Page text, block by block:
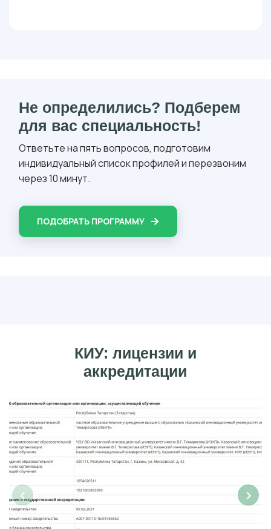
Не определились? Подберем
для вас специальность!
Ответьте на пять вопросов, подготовим
индивидуальный список профилей и перезвоним
через 10 минут.
ПОДОБРАТЬ ПРОГРАММУ
КИУ: лицензии и
аккредитации
‹ ›